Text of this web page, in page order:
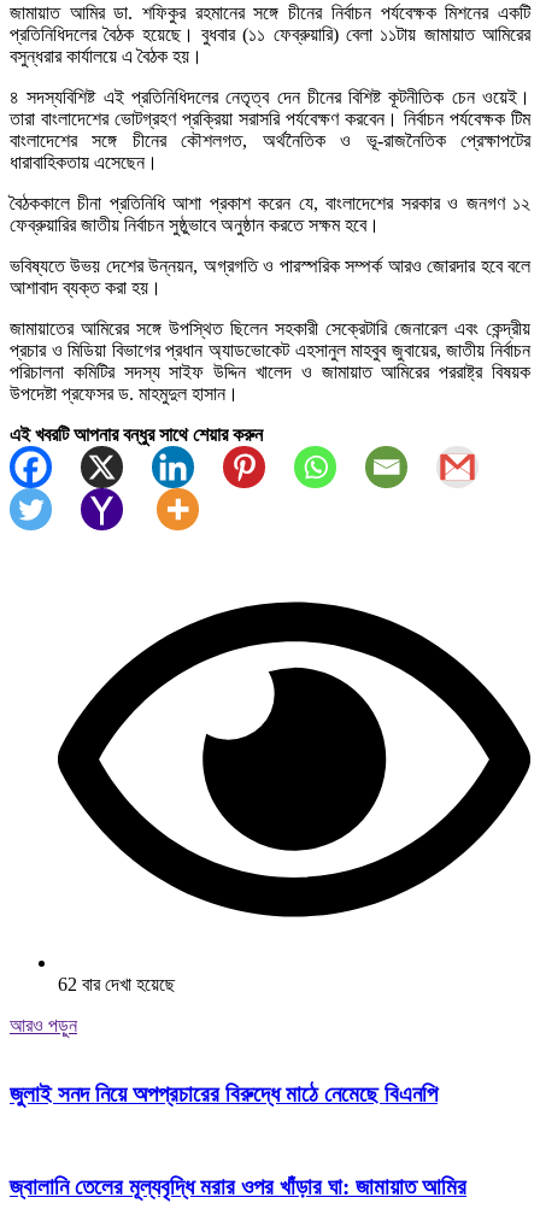
জামায়াত আমির ডা. শফিকুর রহমানের সঙ্গে চীনের নির্বাচন পর্যবেক্ষক মিশনের একটি
প্রতিনিধিদলের বৈঠক হয়েছে। বুধবার (১১ ফেব্রুয়ারি) বেলা ১১টায় জামায়াত আমিরের
বসুন্ধরার কার্যালয়ে এ বৈঠক হয়।
৪ সদস্যবিশিষ্ট এই প্রতিনিধিদলের নেতৃত্ব দেন চীনের বিশিষ্ট কূটনীতিক চেন ওয়েই।
তারা বাংলাদেশের ভোটগ্রহণ প্রক্রিয়া সরাসরি পর্যবেক্ষণ করবেন। নির্বাচন পর্যবেক্ষক টিম
বাংলাদেশের সঙ্গে চীনের কৌশলগত, অর্থনৈতিক ও ভূ-রাজনৈতিক প্রেক্ষাপটের
ধারাবাহিকতায় এসেছেন।
বৈঠককালে চীনা প্রতিনিধি আশা প্রকাশ করেন যে, বাংলাদেশের সরকার ও জনগণ ১২
ফেব্রুয়ারির জাতীয় নির্বাচন সুষ্ঠুভাবে অনুষ্ঠান করতে সক্ষম হবে।
ভবিষ্যতে উভয় দেশের উন্নয়ন, অগ্রগতি ও পারস্পরিক সম্পর্ক আরও জোরদার হবে বলে
আশাবাদ ব্যক্ত করা হয়।
জামায়াতের আমিরের সঙ্গে উপস্থিত ছিলেন সহকারী সেক্রেটারি জেনারেল এবং কেন্দ্রীয়
প্রচার ও মিডিয়া বিভাগের প্রধান অ্যাডভোকেট এহসানুল মাহবুব জুবায়ের, জাতীয় নির্বাচন
পরিচালনা কমিটির সদস্য সাইফ উদ্দিন খালেদ ও জামায়াত আমিরের পররাষ্ট্র বিষয়ক
উপদেষ্টা প্রফেসর ড. মাহমুদুল হাসান।
এই খবরটি আপনার বন্ধুর সাথে শেয়ার করুন
62 বার দেখা হয়েছে
আরও পড়ুন
জুলাই সনদ নিয়ে অপপ্রচারের বিরুদ্ধে মাঠে নেমেছে বিএনপি
জ্বালানি তেলের মূল্যবৃদ্ধি মরার ওপর খাঁড়ার ঘা: জামায়াত আমির